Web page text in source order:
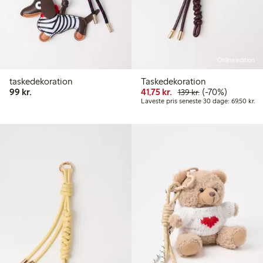
taskedekoration
99 kr.
Online edition
Taskedekoration
41,75 kr. Nedsat pris: 41,75 kr.
139 kr.Normalpris:
70 % rabat
(-70%)
Laveste pris seneste 30 dage: 69,50 kr.